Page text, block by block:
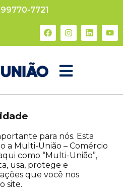
99770-7721
para nós. Esta
a Multi-União – Comércio
como “Multi-União”,
usa, protege e
que você nos
site.